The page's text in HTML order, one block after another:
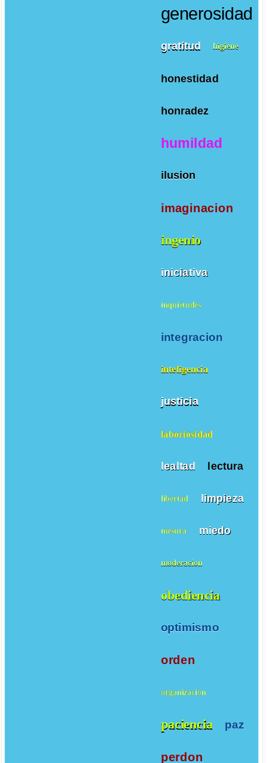
generosidad
gratitud higiene
honestidad
honradez
humildad
ilusion
imaginacion
ingenio
iniciativa
inquietudes
integracion
inteligencia
justicia
laboriosidad
lealtad lectura
libertad limpieza
mesura miedo
moderacion
obediencia
optimismo
orden
organizacion
paciencia paz
perdon